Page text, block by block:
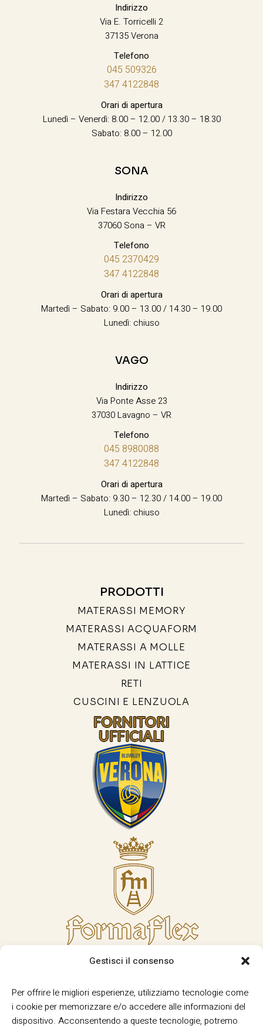
Gestisci il consenso
Per offrire le migliori esperienze, utilizziamo tecnologie come
i cookie per memorizzare e/o accedere alle informazioni del
dispositivo. Acconsentendo a queste tecnologie, potremo
Indirizzo
Via E. Torricelli 2
37135 Verona
Telefono
045 509326
347 4122848
Orari di apertura
Lunedì – Venerdì: 8.00 – 12.00 / 13.30 – 18.30
Sabato: 8.00 – 12.00
SONA
Indirizzo
Via Festara Vecchia 56
37060 Sona – VR
Telefono
045 2370429
347 4122848
Orari di apertura
Martedì – Sabato: 9.00 – 13.00 / 14.30 – 19.00
Lunedì: chiuso
VAGO
Indirizzo
Via Ponte Asse 23
37030 Lavagno – VR
Telefono
045 8980088
347 4122848
Orari di apertura
Martedì – Sabato: 9.30 – 12.30 / 14.00 – 19.00
Lunedì: chiuso
PRODOTTI
MATERASSI MEMORY
MATERASSI ACQUAFORM
MATERASSI A MOLLE
MATERASSI IN LATTICE
RETI
CUSCINI E LENZUOLA